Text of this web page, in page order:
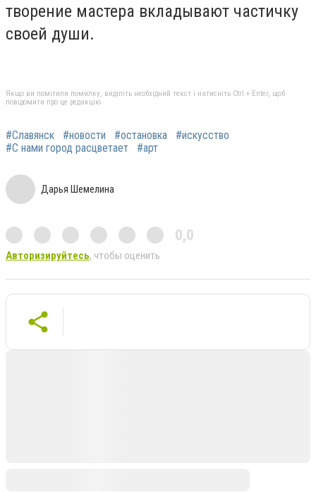
творение мастера вкладывают частичку
своей души.
Якщо ви помітили помилку, виділіть необхідний текст і натисніть Ctrl + Enter, щоб
повідомити про це редакцію
#Славянск #новости #остановка
#искусство
#С нами город расцветает
#арт
Дарья Шемелина
0,0
Авторизируйтесь, чтобы оценить